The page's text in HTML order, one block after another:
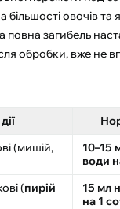
овочів та
загибель
обробки, вже не
(мишій,
10–15
води
(пирій
15 мл
на 1